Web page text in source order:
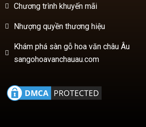
Chương trình khuyến mãi
Nhượng quyền thương hiệu
Khám phá sàn gỗ hoa văn châu Âu
sangohoavanchauau.com